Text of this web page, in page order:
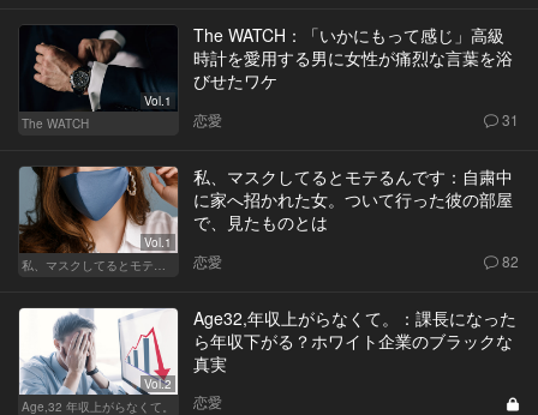
Vol.1
The WATCH
The WATCH：「いかにもって感じ」高級
時計を愛用する男に女性が痛烈な言葉を浴
びせたワケ
恋愛 31
Vol.1
私、マスクしてるとモテるんです：自粛中
に家へ招かれた女。ついて行った彼の部屋
で、見たものとは
恋愛 82
Vol.2
Age,32 年収上がらなくて。
Age32,年収上がらなくて。：課長になった
ら年収下がる？ホワイト企業のブラックな
真実
恋愛